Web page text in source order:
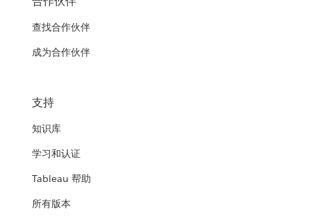
查找合作伙伴
成为合作伙伴
支持
知识库
学习和认证
Tableau 帮助
所有版本